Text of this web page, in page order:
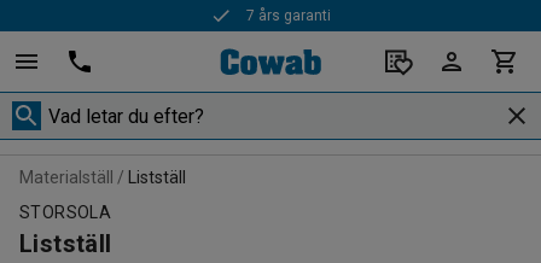
7 års garanti
Snabba leveranser
Materialställ
Listställ
STORSOLA
Listställ